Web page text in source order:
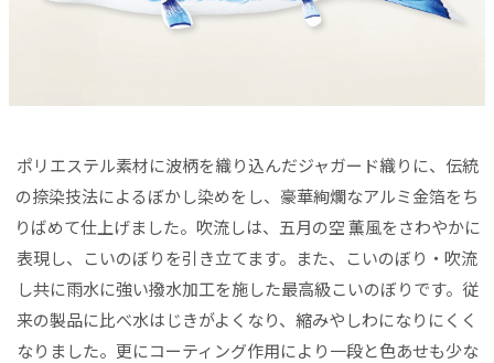
ポリエステル素材に波柄を織り込んだジャガード織りに、伝統
の捺染技法によるぼかし染めをし、豪華絢爛なアルミ金箔をち
りばめて仕上げました。吹流しは、五月の空 薫風をさわやかに
表現し、こいのぼりを引き立てます。また、こいのぼり・吹流
し共に雨水に強い撥水加工を施した最高級こいのぼりです。従
来の製品に比べ水はじきがよくなり、縮みやしわになりにくく
なりました。更にコーティング作用により一段と色あせも少な